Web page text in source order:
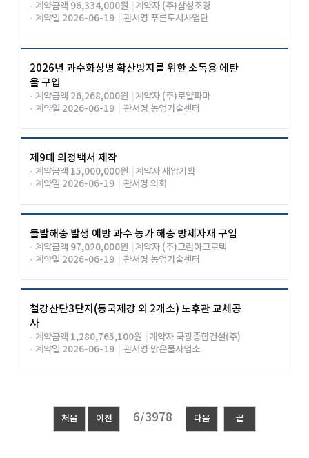
· 계약금액 96,334,000원
계약자 (주)삼성조경
· 계약일 2026-06-19
관서명 푸른도시사업단
2026년 과수화상병 확산방지를 위한 소독용 에탄
올 구입
· 계약금액 26,268,000원
계약자 (주)로얄파마
· 계약일 2026-06-19
관서명 농업기술센터
제9대 의정백서 제작
· 계약금액 15,000,000원
계약자 새암기획
· 계약일 2026-06-19
관서명 의회
돌발해충 발생 예방 과수 농가 해충 방제자재 구입
· 계약금액 97,020,000원
계약자 (주)그린아그로텍
· 계약일 2026-06-19
관서명 농업기술센터
철강산단3단지(동국제강 외 2개소) 노후관 교체공
사
· 계약금액 1,280,765,100원
계약자 국광종합건설(주)
· 계약일 2026-06-19
관서명 맑은물사업소
처음 이전 다음 끝